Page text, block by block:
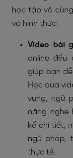
học tập vô
và hình thức:
Video bài
online đều
giúp bạn
Học qua
vựng, ngữ
năng nghe
kế chi tiết,
ngữ pháp,
thực tế.